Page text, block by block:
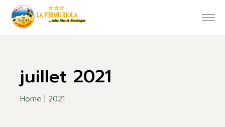
the
content
juillet 2021
Home 2021